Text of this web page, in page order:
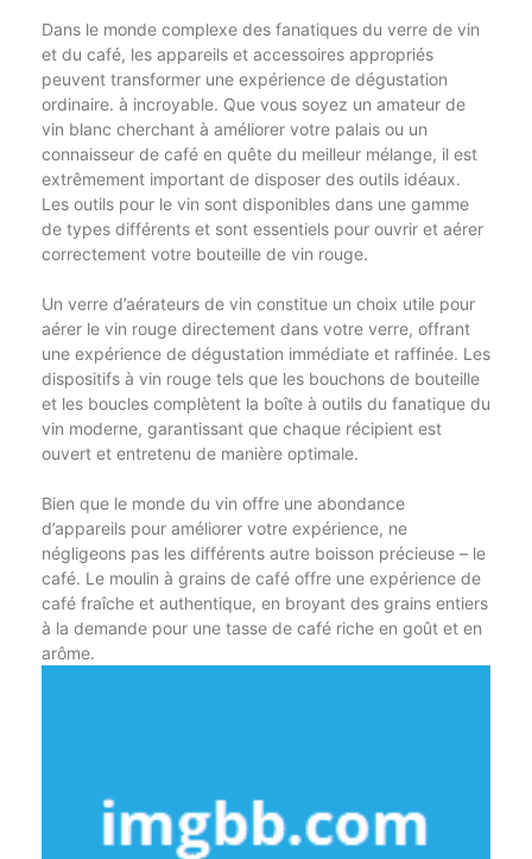
Dans le monde complexe des fanatiques du verre de vin
et du café, les appareils et accessoires appropriés
peuvent transformer une expérience de dégustation
ordinaire. à incroyable. Que vous soyez un amateur de
vin blanc cherchant à améliorer votre palais ou un
connaisseur de café en quête du meilleur mélange, il est
extrêmement important de disposer des outils idéaux.
Les outils pour le vin sont disponibles dans une gamme
de types différents et sont essentiels pour ouvrir et aérer
correctement votre bouteille de vin rouge.
Un verre d’aérateurs de vin constitue un choix utile pour
aérer le vin rouge directement dans votre verre, offrant
une expérience de dégustation immédiate et raffinée. Les
dispositifs à vin rouge tels que les bouchons de bouteille
et les boucles complètent la boîte à outils du fanatique du
vin moderne, garantissant que chaque récipient est
ouvert et entretenu de manière optimale.
Bien que le monde du vin offre une abondance
d’appareils pour améliorer votre expérience, ne
négligeons pas les différents autre boisson précieuse – le
café. Le moulin à grains de café offre une expérience de
café fraîche et authentique, en broyant des grains entiers
à la demande pour une tasse de café riche en goût et en
arôme.